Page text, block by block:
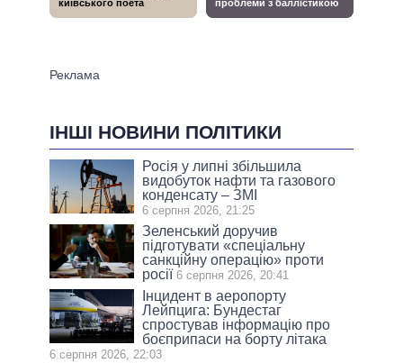
ІНШІ НОВИНИ ПОЛІТИКИ
Росія у липні збільшила
видобуток нафти та газового
конденсату – ЗМІ
6 серпня 2026, 21:25
Зеленський доручив
підготувати «спеціальну
санкційну операцію» проти
росії 6 серпня 2026, 20:41
Інцидент в аеропорту
Лейпцига: Бундестаг
спростував інформацію про
боєприпаси на борту літака
6 серпня 2026, 22:03